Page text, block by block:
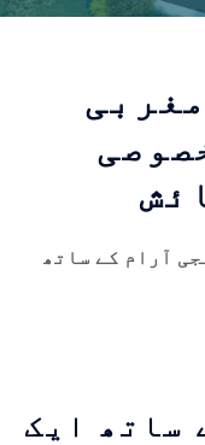
آرام کے ساتھ
ساتھ ایک